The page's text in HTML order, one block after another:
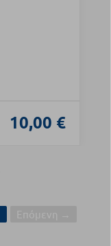
10,00 €